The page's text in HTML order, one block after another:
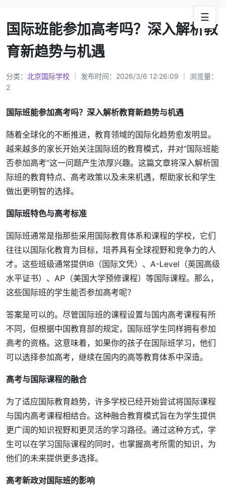
☰
国际班能参加高考吗？深入解析教
育新趋势与机遇
分类： 北京国际学校 ｜ 发布时间：2026/3/6 12:26:09 ｜ 浏览量：
2
国际班能参加高考吗？深入解析教育新趋势与机遇
随着全球化的不断推进，教育领域的国际化趋势愈发明显。
越来越多的家长开始关注国际班的教育模式，并对“国际班能
否参加高考”这一问题产生浓厚兴趣。这篇文章将深入解析国
际班的教育特点、高考政策以及未来机遇，帮助家长和学生
做出更明智的选择。
国际班特色与高考标准
国际班通常是指那些采用国际教育体系和课程的学校，它们
往往以国际化教育为目标，培养具有全球视野和竞争力的人
才。这些班级通常提供IB（国际文凭）、A-Level（英国高级
水平证书）、AP（美国大学预修课程）等国际课程。那么，
这些国际班的学生能否参加高考呢？
答案是可以的。尽管国际班的课程设置与国内高考课程有所
不同，但根据中国教育部的规定，国际班学生同样拥有参加
高考的资格。这意味着，如果你的孩子在国际班学习，他们
可以选择参加高考，继续在国内的高等教育体系中深造。
高考与国际课程的融合
为了适应国际教育趋势，许多学校已经开始尝试将国际课程
与国内高考课程相结合。这种融合教育模式旨在为学生提供
更广阔的知识视野和更灵活的学习路径。通过这种方式，学
生可以在学习国际课程的同时，也掌握高考所需的知识，为
他们的未来提供更多选择。
高考新政对国际班的影响